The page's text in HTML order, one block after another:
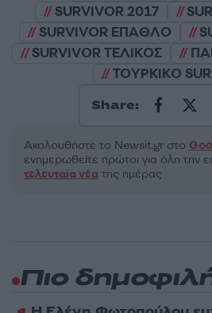
SURVIVOR 2017
SURVIVOR ΕΠΑΘΛΟ
SURVIVOR ΤΕΛΙΚΟΣ
ΤΟΥΡΚΙΚΟ
Share:
Ακολουθήστε το Νewsit.gr στο
ενημερωθείτε πρώτοι για όλη την
τελευταία νέα της ημέρας
Πιο